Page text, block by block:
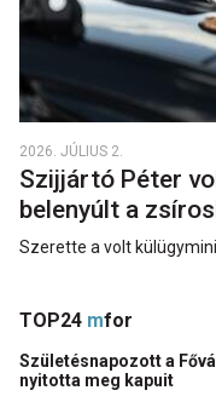
2026. JÚLIUS 2.
Szijjártó Péter
belenyúlt a
Szerette a volt
TOP24 mfor
Születésnapozott a
nyitotta meg kapuit